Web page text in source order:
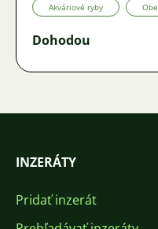
Akváriové ryby Obe
Dohodou
INZERÁTY
Pridať inzerát